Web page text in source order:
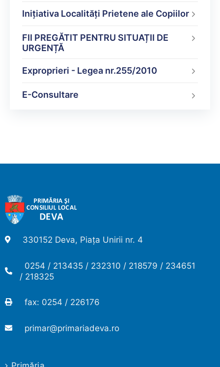
Inițiativa Localități Prietene ale Copiilor
FII PREGĂTIT PENTRU SITUAȚII DE
URGENȚĂ
Exproprieri - Legea nr.255/2010
E-Consultare
330152 Deva, Piața Unirii nr. 4
0254 / 213435 / 232310 / 218579 / 234651
/ 218325
fax: 0254 / 226176
primar@primariadeva.ro